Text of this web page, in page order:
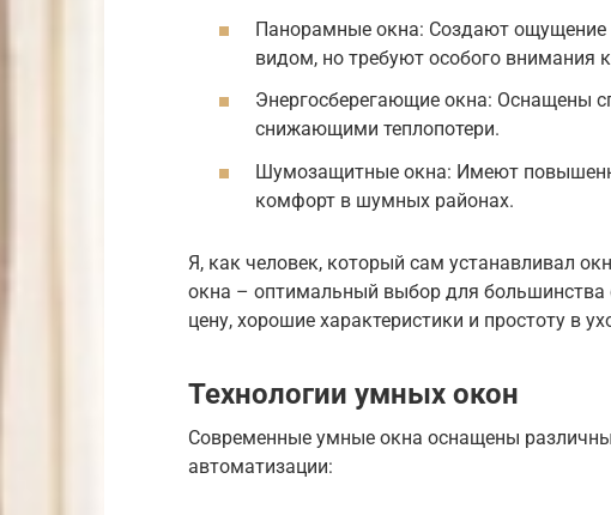
Панорамные окна: Создают ощущение
видом, но требуют особого внимания
Энергосберегающие окна: Оснащены
снижающими теплопотери.
Шумозащитные окна: Имеют
комфорт в шумных районах.
Я, как человек, который сам устанавливал
окна – оптимальный выбор для большинства
цену, хорошие характеристики и простоту в
Технологии умных окон
Современные умные окна оснащены
автоматизации: